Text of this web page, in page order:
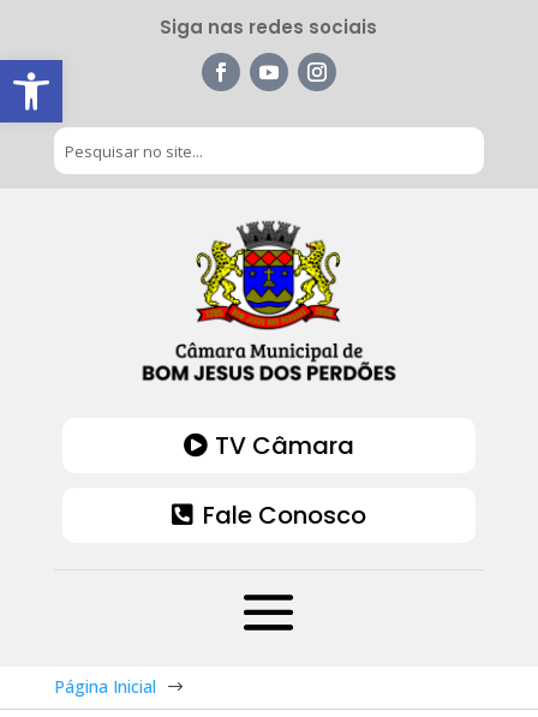
Barra de Ferramentas Aberta
Siga nas redes sociais
TV Câmara
Fale Conosco
Página Inicial $